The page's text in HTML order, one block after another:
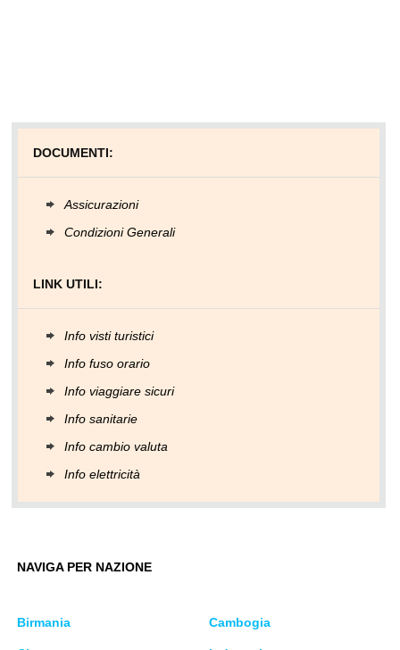
DOCUMENTI:
Assicurazioni
Condizioni Generali
LINK UTILI:
Info visti turistici
Info fuso orario
Info viaggiare sicuri
Info sanitarie
Info cambio valuta
Info elettricità
NAVIGA PER NAZIONE
Birmania Cambogia